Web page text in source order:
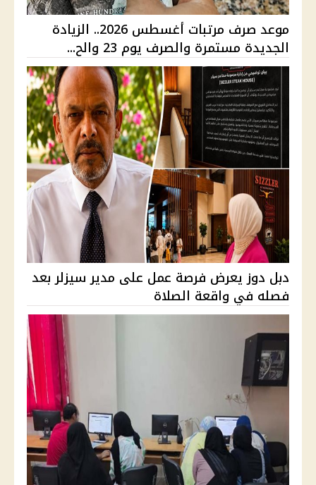
موعد صرف مرتبات أغسطس 2026.. الزيادة
الجديدة مستمرة والصرف يوم 23 والح...
دبل دوز يعرض فرصة عمل على مدير سيزلر بعد
فصله في واقعة الصلاة